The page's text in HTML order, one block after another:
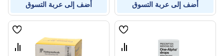
أضف إلى عربة التسوق أضف إلى عربة التسوق
قائمة
قارن
قائمة
قارن